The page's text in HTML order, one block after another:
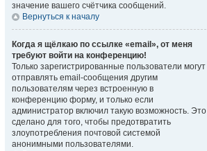
значение вашего счётчика сообщений.
Вернуться к началу
Когда я щёлкаю по ссылке «email», от меня
требуют войти на конференцию!
Только зарегистрированные пользователи могут
отправлять email-сообщения другим
пользователям через встроенную в
конференцию форму, и только если
администратор включил такую возможность. Это
сделано для того, чтобы предотвратить
злоупотребления почтовой системой
анонимными пользователями.